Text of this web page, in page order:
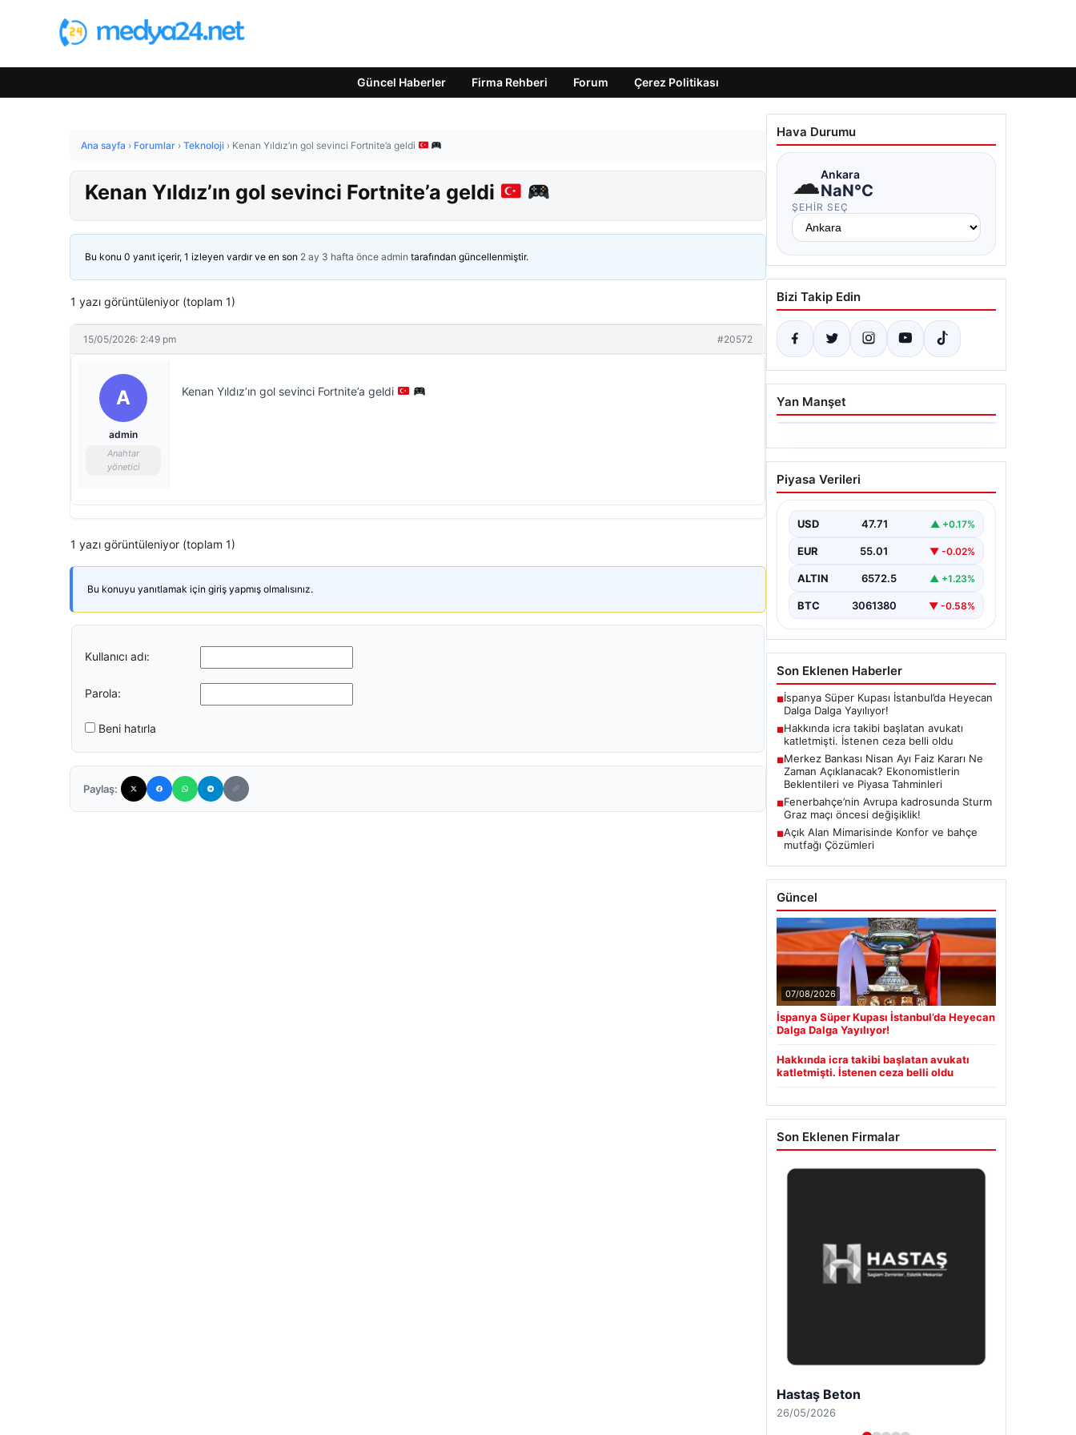
Güncel Haberler Firma Rehberi Forum Çerez Politikası
Ana sayfa › Forumlar › Teknoloji › Kenan Yıldız’ın gol sevinci Fortnite’a geldi
Kenan Yıldız’ın gol sevinci Fortnite’a geldi
Bu konu 0 yanıt içerir, 1 izleyen vardır ve en son 2 ay 3 hafta önce admin tarafından güncellenmiştir.
1 yazı görüntüleniyor (toplam 1)
15/05/2026: 2:49 pm #20572
A
admin
Anahtar
yönetici
Kenan Yıldız’ın gol sevinci Fortnite’a geldi
1 yazı görüntüleniyor (toplam 1)
Bu konuyu yanıtlamak için giriş yapmış olmalısınız.
Kullanıcı adı:
Parola:
Beni hatırla
Paylaş:
Hava Durumu
☁Ankara
NaN°C
ŞEHIR SEÇ
Bizi Takip Edin
Yan Manşet
06.08.2026
Hakkında icra takibi
başlatan avukatı
belli oldu
{"title": "İcra Takibine Zarar Verme
Nedeniyle Avukata Yönelik Silahlı
"content":…
Piyasa Verileri
USD 47.71 ▲ +0.17%
EUR 55.01 ▼ -0.02%
ALTIN 6572.5 ▲ +1.23%
BTC 3061380 ▼ -0.58%
Son Eklenen Haberler
■İspanya Süper Kupası İstanbul’da Heyecan
Dalga Dalga Yayılıyor!
■Hakkında icra takibi başlatan avukatı
katletmişti. İstenen ceza belli oldu
■Merkez Bankası Nisan Ayı Faiz Kararı Ne
Zaman Açıklanacak? Ekonomistlerin
Beklentileri ve Piyasa Tahminleri
■Fenerbahçe’nin Avrupa kadrosunda Sturm
Graz maçı öncesi değişiklik!
■Açık Alan Mimarisinde Konfor ve bahçe
mutfağı Çözümleri
Güncel
07/08/2026
İspanya Süper Kupası İstanbul’da Heyecan
Dalga Dalga Yayılıyor!
Hakkında icra takibi başlatan avukatı
katletmişti. İstenen ceza belli oldu
Son Eklenen Firmalar
Hastaş Beton
26/05/2026